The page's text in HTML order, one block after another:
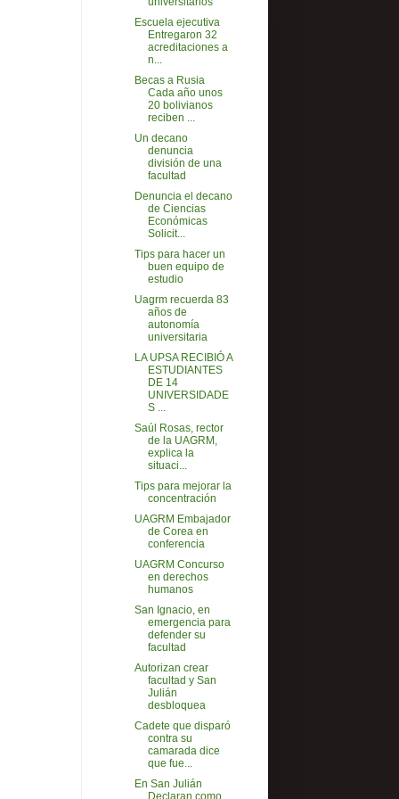
Escuela ejecutiva
Entregaron 32
acreditaciones a
n...
Becas a Rusia
Cada año unos
20 bolivianos
reciben ...
Un decano
denuncia
división de una
facultad
Denuncia el decano
de Ciencias
Económicas
Solicit...
Tips para hacer un
buen equipo de
estudio
Uagrm recuerda 83
años de
autonomía
universitaria
LA UPSA RECIBIÓ A
ESTUDIANTES
DE 14
UNIVERSIDADE
S ...
Saúl Rosas, rector
de la UAGRM,
explica la
situaci...
Tips para mejorar la
concentración
UAGRM Embajador
de Corea en
conferencia
UAGRM Concurso
en derechos
humanos
San Ignacio, en
emergencia para
defender su
facultad
Autorizan crear
facultad y San
Julián
desbloquea
Cadete que disparó
contra su
camarada dice
que fue...
En San Julián
Declaran como